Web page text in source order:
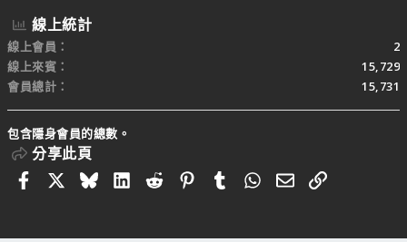
線上統計
線上會員
2
線上來賓
15,729
會員總計
15,731
包含隱身會員的總數。
分享此頁
FacebookBlueskyLinkedIn
RedditPinterestTumblrWhatsApp
電子郵件
連結